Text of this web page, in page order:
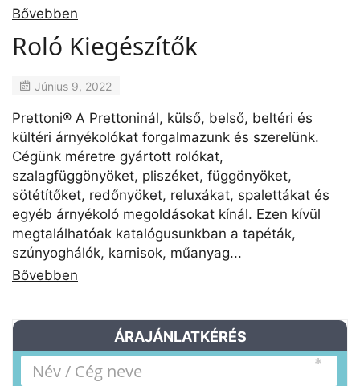
Bővebben
Roló Kiegészítők
Június 9, 2022
Prettoni® A Prettoninál, külső, belső, beltéri és
kültéri árnyékolókat forgalmazunk és szerelünk.
Cégünk méretre gyártott rolókat,
szalagfüggönyöket, pliszéket, függönyöket,
sötétítőket, redőnyöket, reluxákat, spalettákat és
egyéb árnyékoló megoldásokat kínál. Ezen kívül
megtalálhatóak katalógusunkban a tapéták,
szúnyoghálók, karnisok, műanyag...
Bővebben
ÁRAJÁNLATKÉRÉS